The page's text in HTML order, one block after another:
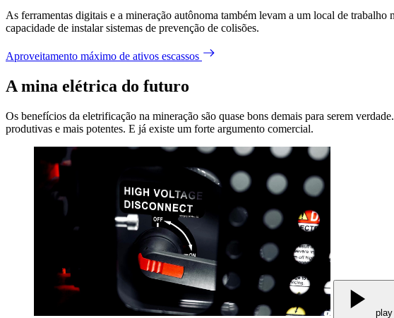
As ferramentas digitais e a mineração autônoma também levam a um local de
capacidade de instalar sistemas de prevenção de colisões.
Aproveitamento máximo de ativos escassos
A mina elétrica do futuro
Os benefícios da eletrificação na mineração são quase bons demais para serem
produtivas e mais potentes. E já existe um forte argumento comercial.
play